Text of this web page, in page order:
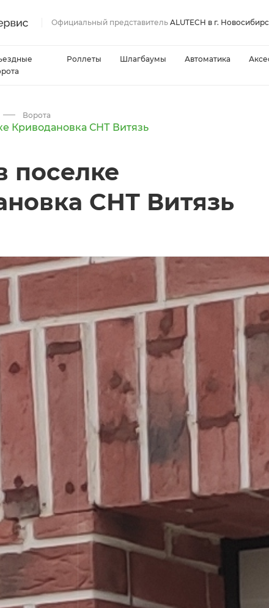
Официальный представитель ALUTECH в г.
Роллеты Шлагбаумы Автоматика
Ворота
Криводановка СНТ Витязь
поселке
СНТ Витязь